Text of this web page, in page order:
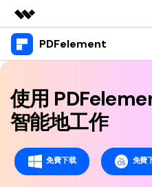
精選產品
實用工具
總覽
解決方案
關於我們
新聞中心
PDFelement
桌面版
Mac 版 PDFelement
功能
閱讀 PDF
資源
教學中心
使用
智能地工作
免費下载 免費